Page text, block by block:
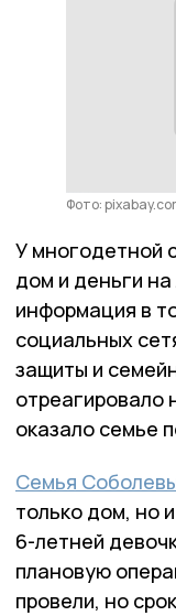
Фото:
У многодетной
дом и деньги
информация в
социальных
защиты и
отреагировало
оказало семье
Семья
только дом, но
6-летней
плановую
провели, но